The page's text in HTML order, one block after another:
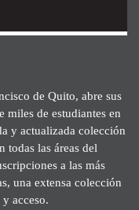
de Quito, abre sus
miles de estudiantes en
y actualizada colección
todas las áreas del
a las más
una extensa colección
acceso.